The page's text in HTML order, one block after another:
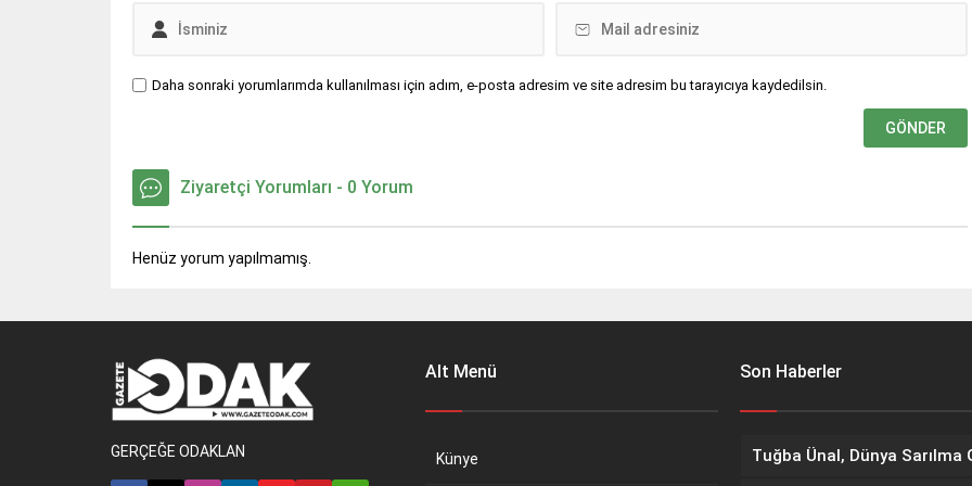
Daha sonraki yorumlarımda kullanılması için adım, e-posta adresim ve site adresim bu tarayıcıya kaydedilsin.
Ziyaretçi Yorumları - 0 Yorum
Henüz yorum yapılmamış.
GERÇEĞE ODAKLAN
Alt Menü
Künye
Son Haberler